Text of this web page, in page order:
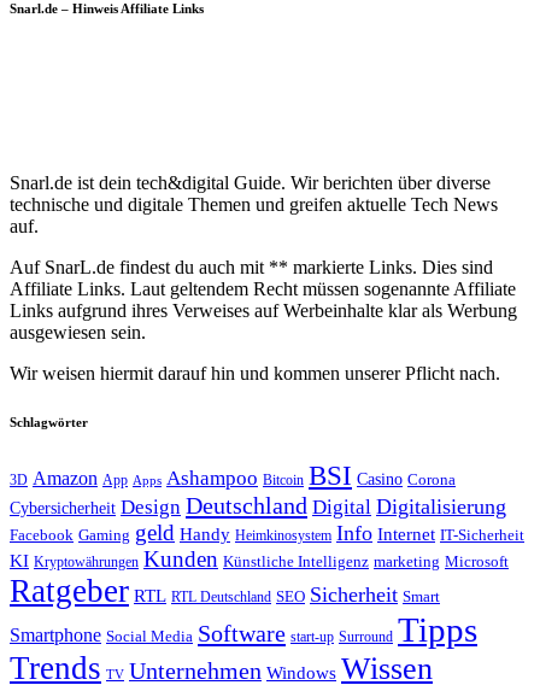
Snarl.de – Hinweis Affiliate Links
Snarl.de ist dein tech&digital Guide. Wir berichten über diverse
technische und digitale Themen und greifen aktuelle Tech News
auf.
Auf SnarL.de findest du auch mit ** markierte Links. Dies sind
Affiliate Links. Laut geltendem Recht müssen sogenannte Affiliate
Links aufgrund ihres Verweises auf Werbeinhalte klar als Werbung
ausgewiesen sein.
Wir weisen hiermit darauf hin und kommen unserer Pflicht nach.
Schlagwörter
3D Amazon App Apps Ashampoo Bitcoin BSI Casino Corona
Cybersicherheit Design Deutschland Digital Digitalisierung
Facebook Gaming geld Handy Heimkinosystem Info Internet IT-Sicherheit
KI Kryptowährungen Kunden Künstliche Intelligenz marketing Microsoft
Ratgeber RTL RTL Deutschland SEO Sicherheit Smart
Smartphone Social Media Software start-up Surround Tipps
Trends TV Unternehmen Windows Wissen